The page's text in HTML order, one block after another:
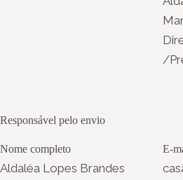
/
Responsável pelo envio
Nome completo
Aldaléa Lopes Brandes
E-